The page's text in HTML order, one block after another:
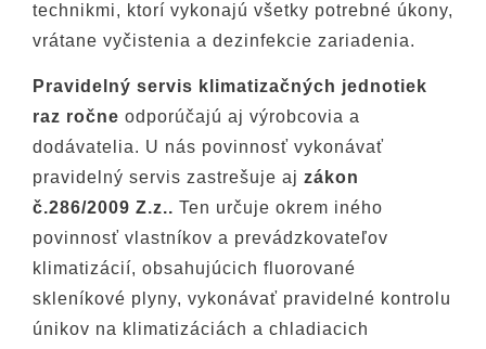
technikmi, ktorí vykonajú všetky potrebné úkony,
vrátane vyčistenia a dezinfekcie zariadenia.
Pravidelný servis klimatizačných jednotiek
raz ročne odporúčajú aj výrobcovia a
dodávatelia. U nás povinnosť vykonávať
pravidelný servis zastrešuje aj zákon
č.286/2009 Z.z.. Ten určuje okrem iného
povinnosť vlastníkov a prevádzkovateľov
klimatizácií, obsahujúcich fluorované
skleníkové plyny, vykonávať pravidelné kontrolu
únikov na klimatizáciách a chladiacich